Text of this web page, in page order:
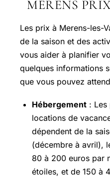
MÉRENS
Les prix à Merens-les-
de la saison et des
vous aider à planifier
quelques informations
que vous pouvez
Hébergement : Les
locations de
dépendent de la
(décembre à avril),
80 à 200 euros par
étoiles, et de 150 à